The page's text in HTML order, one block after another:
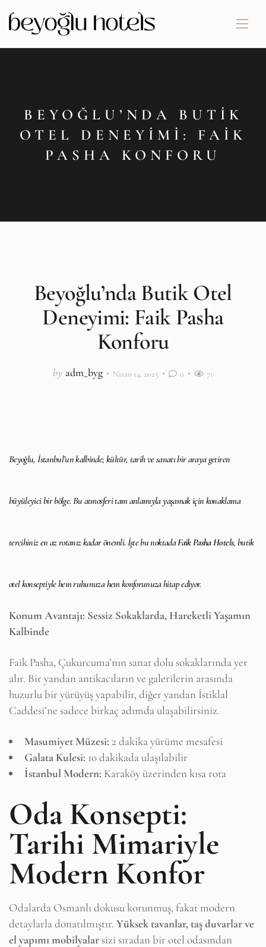
BEYOĞLU’NDA BUTIK
OTEL DENEYIMI: FAIK
PASHA KONFORU
Beyoğlu’nda Butik Otel
Deneyimi: Faik Pasha
Konforu
by adm_byg Nisan 14, 2025 0 71
Beyoğlu, İstanbul’un kalbinde; kültür, tarih ve sanatı bir araya getiren
büyüleyici bir bölge. Bu atmosferi tam anlamıyla yaşamak için konaklama
tercihiniz en az rotanız kadar önemli. İşte bu noktadaFaik Pasha Hotels, butik
otel konseptiyle hem ruhunuza hem konforunuza hitap ediyor.
Konum Avantajı: Sessiz Sokaklarda, Hareketli Yaşamın
Kalbinde
Faik Pasha, Çukurcuma’nın sanat dolu sokaklarında yer
alır. Bir yandan antikacıların ve galerilerin arasında
huzurlu bir yürüyüş yapabilir, diğer yandan İstiklal
Caddesi’ne sadece birkaç adımda ulaşabilirsiniz.
Masumiyet Müzesi: 2 dakika yürüme mesafesi
Galata Kulesi: 10 dakikada ulaşılabilir
İstanbul Modern: Karaköy üzerinden kısa rota
Oda Konsepti:
Tarihi Mimariyle
Modern Konfor
Odalarda Osmanlı dokusu korunmuş, fakat modern
detaylarla donatılmıştır. Yüksek tavanlar, taş duvarlar ve
el yapımı mobilyalar sizi sıradan bir otel odasından